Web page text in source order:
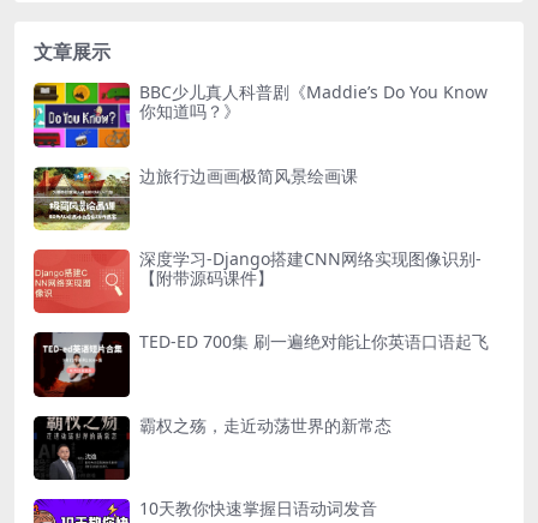
文章展示
BBC少儿真人科普剧《Maddie’s Do You Know
你知道吗？》
边旅行边画画极简风景绘画课
深度学习-Django搭建CNN网络实现图像识别-
【附带源码课件】
TED-ED 700集 刷一遍绝对能让你英语口语起飞
霸权之殇，走近动荡世界的新常态
10天教你快速掌握日语动词发音